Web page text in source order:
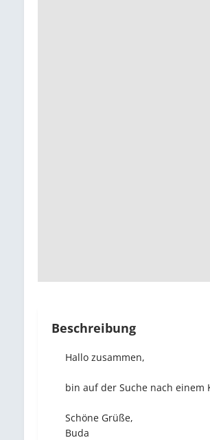
Beschreibung
Hallo zusammen,
bin auf der Suche nach einem
Schöne Grüße,
Buda